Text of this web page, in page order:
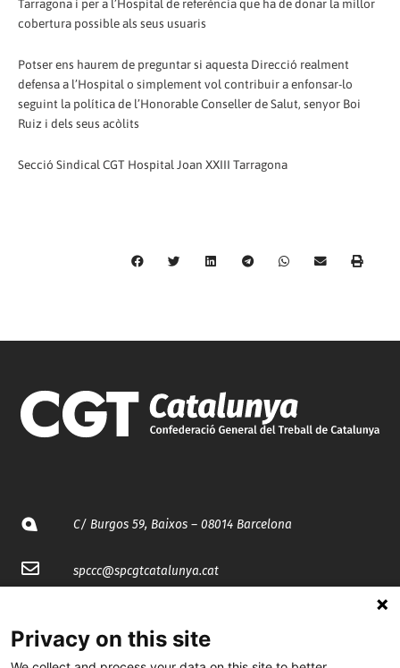
Tarragona i per a l’Hospital de referència que ha de donar la millor
cobertura possible als seus usuaris
Potser ens haurem de preguntar si aquesta Direcció realment
defensa a l’Hospital o simplement vol contribuir a enfonsar-lo
seguint la política de l’Honorable Conseller de Salut, senyor Boi
Ruiz i dels seus acòlits
Secció Sindical CGT Hospital Joan XXIII Tarragona
C/ Burgos 59, Baixos – 08014 Barcelona
spccc@spcgtcatalunya.cat
Privacy on this site